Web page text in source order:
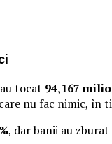
tocat 94,167
nu fac nimic,
, dar banii au